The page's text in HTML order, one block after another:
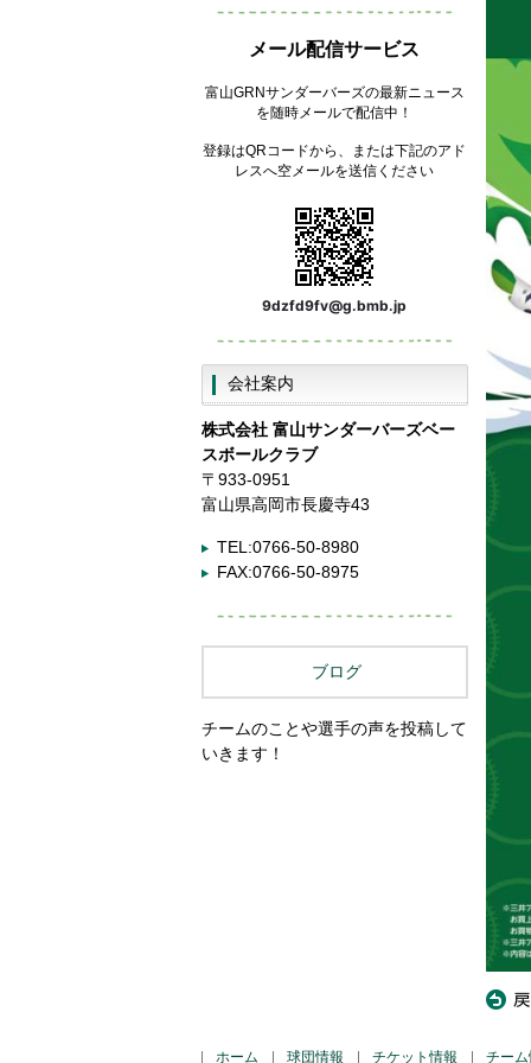
メール配信サービス
富山GRNサンダーバーズの最新ニュース
を随時メールで配信中！
登録はQRコードから、または下記のアド
レスへ空メールを送信ください
9dzfd9fv@g.bmb.jp
会社案内
株式会社富山サンダーバーズベー
スボールクラブ
〒933-0951
富山県高岡市長慶寺43
TEL:0766-50-8980
FAX:0766-50-8975
ブログ
チームのことや選手の声を投稿して
いきます！
ホーム 球団情報 チケット情報 チー